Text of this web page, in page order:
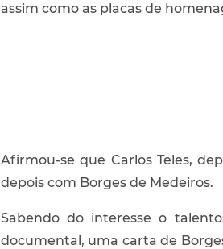
assim como as placas de
Afirmou-se que Carlos Teles,
depois com Borges de Medeiros.
Sabendo do interesse o
documental, uma carta de